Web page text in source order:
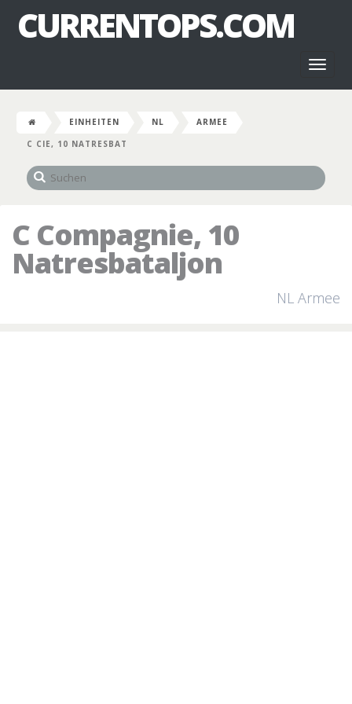
CURRENTOPS.COM
EINHEITEN NL
ARMEE
C CIE, 10 NATRESBAT
C Compagnie, 10
Natresbataljon
NL Armee